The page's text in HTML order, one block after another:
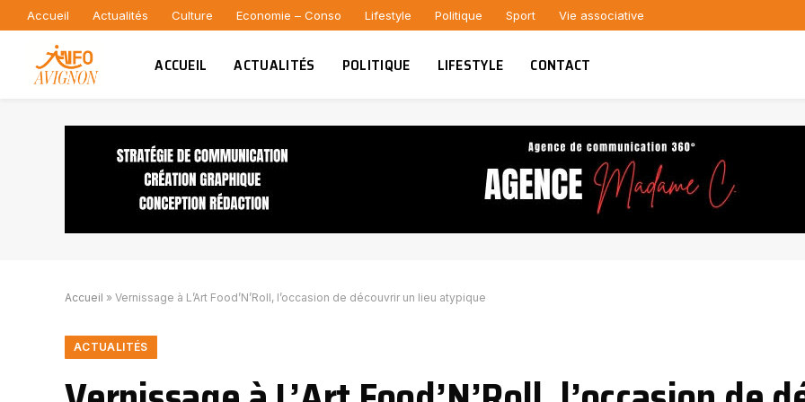
Accueil Actualités Culture Economie – Conso Lifestyle Politique Sport Vie associative
ACCUEIL ACTUALITÉS POLITIQUE LIFESTYLE CONTACT
Accueil » Vernissage à L’Art Food’N’Roll, l’occasion de découvrir un lieu atypique
ACTUALITÉS